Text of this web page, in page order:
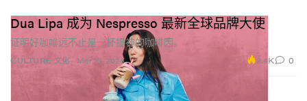
CULTURE 文化
Dua Lipa 成为 Nespresso 最新全球品牌大使
证明好咖啡远不止是一杯提神的咖啡因。
Mar 19, 2026 2.4K 0